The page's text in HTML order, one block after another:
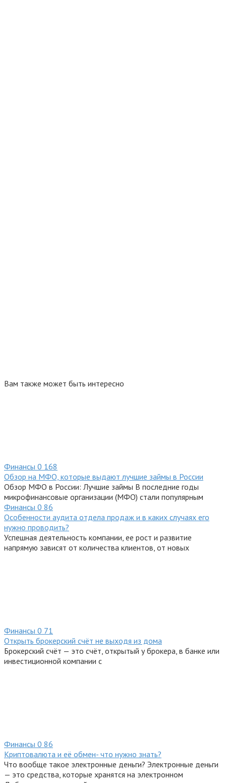
Вам также может быть интересно
Финансы 0 168
Обзор на МФО, которые выдают лучшие займы в России
Обзор МФО в России: Лучшие займы В последние годы
микрофинансовые организации (МФО) стали популярным
Финансы 0 86
Особенности аудита отдела продаж и в каких случаях его
нужно проводить?
Успешная деятельность компании, ее рост и развитие
напрямую зависят от количества клиентов, от новых
Финансы 0 71
Открыть брокерский счёт не выходя из дома
Брокерский счёт — это счёт, открытый у брокера, в банке или
инвестиционной компании с
Финансы 0 86
Криптовалюта и её обмен- что нужно знать?
Что вообще такое электронные деньги? Электронные деньги
— это средства, которые хранятся на электронном